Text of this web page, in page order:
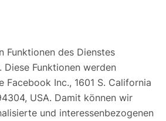
Funktionen des Dienstes
Diese Funktionen werden
Facebook Inc., 1601 S. California
USA. Damit können wir
und interessenbezogenen